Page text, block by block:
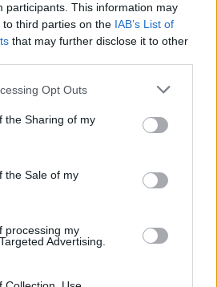
participants. This information may
third parties on the IAB’s List of
that may further disclose it to other
Opt Outs
the Sharing of my
the Sale of my
processing my
Advertising.
įrašai
00:00:30
Vilniaus r.: dviejų moterų ir
nepavyko
Vilniaus Vakarinis aplinkkelis: